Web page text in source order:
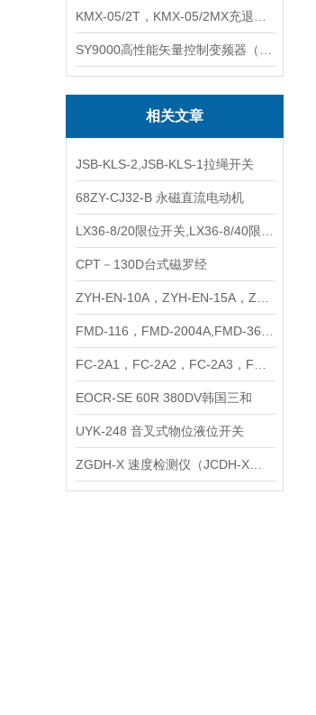
相关文章
JSB-KLS-2,JSB-KLS-1拉绳开关
68ZY-CJ32-B 永磁直流电动机
CPT－130D台式磁罗经
EOCR-SE 60R 380DV韩国三和
UYK-248 音叉式物位液位开关